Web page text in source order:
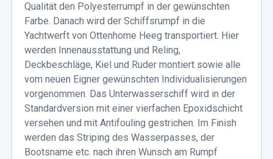
Qualität den Polyesterrumpf in der gewünschten
Farbe. Danach wird der Schiffsrumpf in die
Yachtwerft von Ottenhome Heeg transportiert. Hier
werden Innenausstattung und Reling,
Deckbeschläge, Kiel und Ruder montiert sowie alle
vom neuen Eigner gewünschten Individualisierungen
vorgenommen. Das Unterwasserschiff wird in der
Standardversion mit einer vierfachen Epoxidschicht
versehen und mit Antifouling gestrichen. Im Finish
werden das Striping des Wasserpasses, der
Bootsname etc. nach ihren Wunsch am Rumpf